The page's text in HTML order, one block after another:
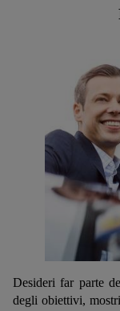
Desideri far parte
degli obiettivi,